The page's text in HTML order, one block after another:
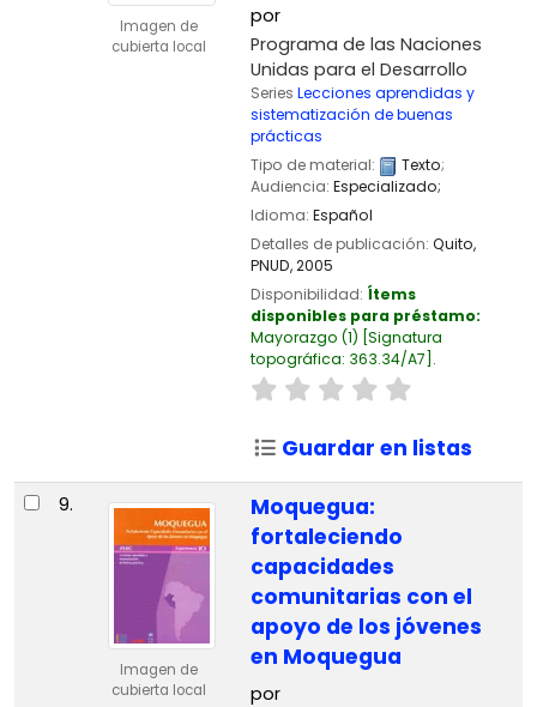
Imagen de
cubierta local
por
Programa de las Naciones
Unidas para el Desarrollo
Series Lecciones aprendidas y
sistematización de buenas
prácticas
Tipo de material:
Texto;
Audiencia: Especializado;
Idioma: Español
Detalles de publicación: Quito,
PNUD,2005
Disponibilidad: Ítems
disponibles para préstamo:
Mayorazgo (1) Signatura
topográfica: 363.34/A7 .
Guardar en listas
9.
Imagen de
cubierta local
Moquegua:
fortaleciendo
capacidades
comunitarias con el
apoyo de los jóvenes
en Moquegua
por